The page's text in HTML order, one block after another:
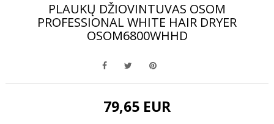
PLAUKŲ DŽIOVINTUVAS OSOM
PROFESSIONAL WHITE HAIR DRYER
OSOM6800WHHD
79,65 EUR